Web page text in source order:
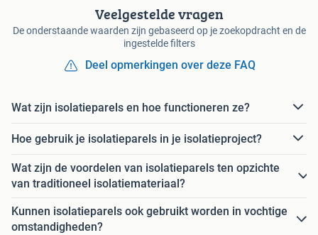
Veelgestelde vragen
De onderstaande waarden zijn gebaseerd op je zoekopdracht en de
ingestelde filters
Deel opmerkingen over deze FAQ
Wat zijn isolatieparels en hoe functioneren ze?
Hoe gebruik je isolatieparels in je isolatieproject?
Wat zijn de voordelen van isolatieparels ten opzichte
van traditioneel isolatiemateriaal?
Kunnen isolatieparels ook gebruikt worden in vochtige
omstandigheden?